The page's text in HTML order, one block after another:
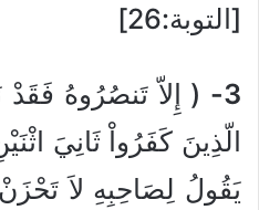
[التوبة:26]
3-
( إِلاّ تَنصُرُوهُ
الّذِينَ كَفَرُواْ ثَانِيَ
يَقُولُ لِصَاحِبِهِ لاَ